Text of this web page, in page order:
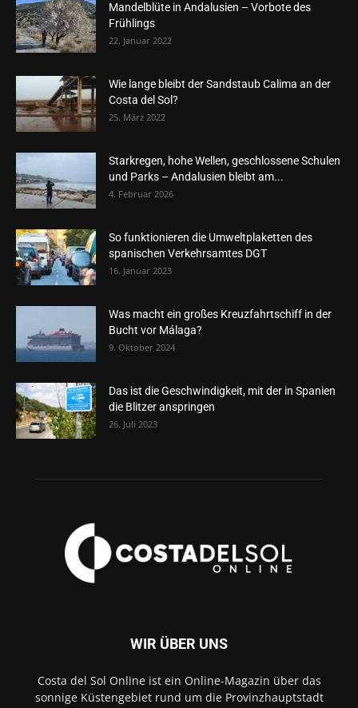
Mandelblüte in Andalusien – Vorbote des
Frühlings
22. Januar 2022
Wie lange bleibt der Sandstaub Calima an der
Costa del Sol?
25. März 2022
Starkregen, hohe Wellen, geschlossene Schulen
und Parks – Andalusien bleibt am...
4. Februar 2026
So funktionieren die Umweltplaketten des
spanischen Verkehrsamtes DGT
16. Januar 2023
Was macht ein großes Kreuzfahrtschiff in der
Bucht vor Málaga?
9. Oktober 2024
Das ist die Geschwindigkeit, mit der in Spanien
die Blitzer anspringen
26. Juli 2023
WIR ÜBER UNS
Costa del Sol Online ist ein Online-Magazin über das
sonnige Küstengebiet rund um die Provinzhauptstadt